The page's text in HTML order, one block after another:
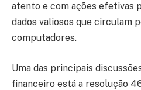
atento e com ações efetivas
dados valiosos que circulam
computadores.
Uma das principais
financeiro está a resolução